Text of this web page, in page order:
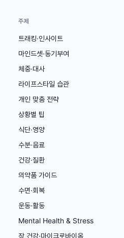
주제
트래킹·인사이트
마인드셋·동기부여
체중·대사
라이프스타일 습관
개인 맞춤 전략
상황별 팁
식단·영양
수분·음료
건강·질환
의약품 가이드
수면·회복
운동·활동
Mental Health & Stress
장 건강·마이크로바이옴